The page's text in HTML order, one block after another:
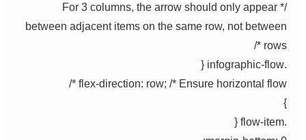
/* For 3 columns, the arrow should only appear
between adjacent items on the same row, not between
rows */
.infographic-flow {
flex-direction: row; /* Ensure horizontal flow */
}
.flow-item {